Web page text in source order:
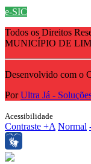
e-SIC
Todos os Direitos
MUNICÍPIO DE
Desenvolvido com o
PorUltra Já -
Acessibilidade
Contraste +A Normal